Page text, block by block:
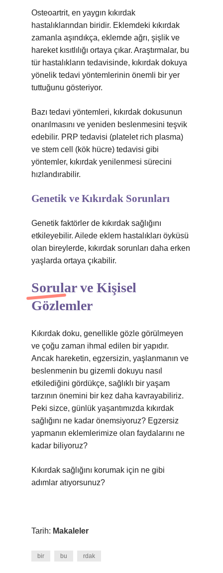
Osteoartrit, en yaygın kıkırdak
hastalıklarından biridir. Eklemdeki kıkırdak
zamanla aşındıkça, eklemde ağrı, şişlik ve
hareket kısıtlılığı ortaya çıkar. Araştırmalar, bu
tür hastalıkların tedavisinde, kıkırdak dokuya
yönelik tedavi yöntemlerinin önemli bir yer
tuttuğunu gösteriyor.
Bazı tedavi yöntemleri, kıkırdak dokusunun
onarılmasını ve yeniden beslenmesini teşvik
edebilir. PRP tedavisi (platelet rich plasma)
ve stem cell (kök hücre) tedavisi gibi
yöntemler, kıkırdak yenilenmesi sürecini
hızlandırabilir.
Genetik ve Kıkırdak Sorunları
Genetik faktörler de kıkırdak sağlığını
etkileyebilir. Ailede eklem hastalıkları öyküsü
olan bireylerde, kıkırdak sorunları daha erken
yaşlarda ortaya çıkabilir.
Sorular ve Kişisel
Gözlemler
Kıkırdak doku, genellikle gözle görülmeyen
ve çoğu zaman ihmal edilen bir yapıdır.
Ancak hareketin, egzersizin, yaşlanmanın ve
beslenmenin bu gizemli dokuyu nasıl
etkilediğini gördükçe, sağlıklı bir yaşam
tarzının önemini bir kez daha kavrayabiliriz.
Peki sizce, günlük yaşantımızda kıkırdak
sağlığını ne kadar önemsiyoruz? Egzersiz
yapmanın eklemlerimize olan faydalarını ne
kadar biliyoruz?
Kıkırdak sağlığını korumak için ne gibi
adımlar atıyorsunuz?
Tarih: Makaleler
bir bu rdak